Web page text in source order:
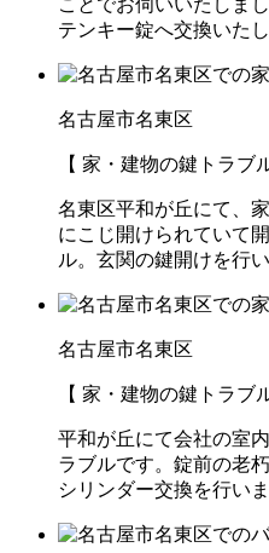
ことでお伺いいたしま
テンキー錠へ交換いたし
名古屋市名東区
【 家・建物の鍵トラブ
名東区平和が丘にて、
にこじ開けられていて
ル。玄関の鍵開けを行い
名古屋市名東区
【 家・建物の鍵トラブ
平和が丘にて会社の室
ラブルです。錠前の老
シリンダー交換を行いま